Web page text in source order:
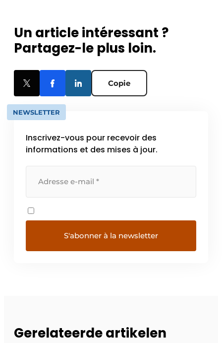
Un article intéressant ?
Partagez-le plus loin.
Copie
NEWSLETTER
Inscrivez-vous pour recevoir des
informations et des mises à jour.
Gerelateerde artikelen